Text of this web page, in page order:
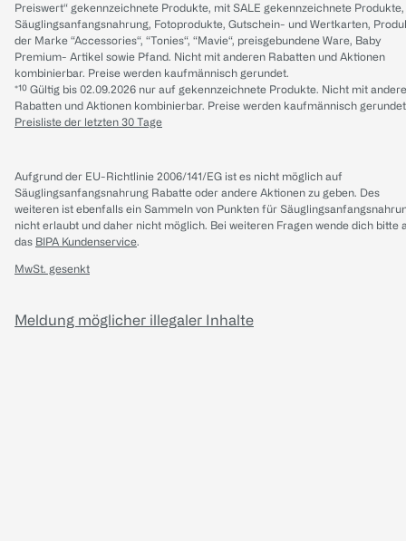
Preiswert“ gekennzeichnete Produkte, mit SALE gekennzeichnete Produkte,
Säuglingsanfangsnahrung, Fotoprodukte, Gutschein- und Wertkarten,
der Marke “Accessories“, “Tonies“, “Mavie“, preisgebundene Ware, Baby
Premium- Artikel sowie Pfand. Nicht mit anderen Rabatten und Aktionen
kombinierbar. Preise werden kaufmännisch gerundet.
*¹⁰ Gültig bis 02.09.2026 nur auf gekennzeichnete Produkte. Nicht mit
Rabatten und Aktionen kombinierbar. Preise werden kaufmännisch
Preisliste der letzten 30 Tage
Aufgrund der EU-Richtlinie 2006/141/EG ist es nicht möglich auf
Säuglingsanfangsnahrung Rabatte oder andere Aktionen zu geben. Des
weiteren ist ebenfalls ein Sammeln von Punkten für
nicht erlaubt und daher nicht möglich. Bei weiteren Fragen wende dich bitte
das BIPA Kundenservice.
MwSt. gesenkt
Meldung möglicher illegaler Inhalte